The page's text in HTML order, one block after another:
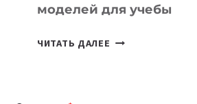
моделей для учебы
ЧИТАТЬ ДАЛЕЕ КАКОЙ